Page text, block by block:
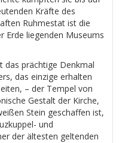
Kräfte des
Ruhmestat ist die
Erde liegenden Museums
das prächtige Denkmal
das einzige erhalten
– der Tempel von
Gestalt der Kirche,
Stein geschaffen ist,
und
der ältesten geltenden